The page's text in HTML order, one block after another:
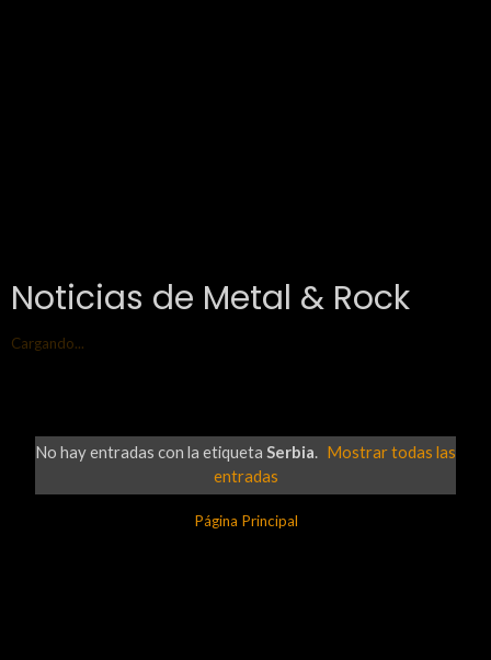
Noticias de Metal & Rock
Cargando...
No hay entradas con la etiqueta Serbia. Mostrar todas las
entradas
Página Principal